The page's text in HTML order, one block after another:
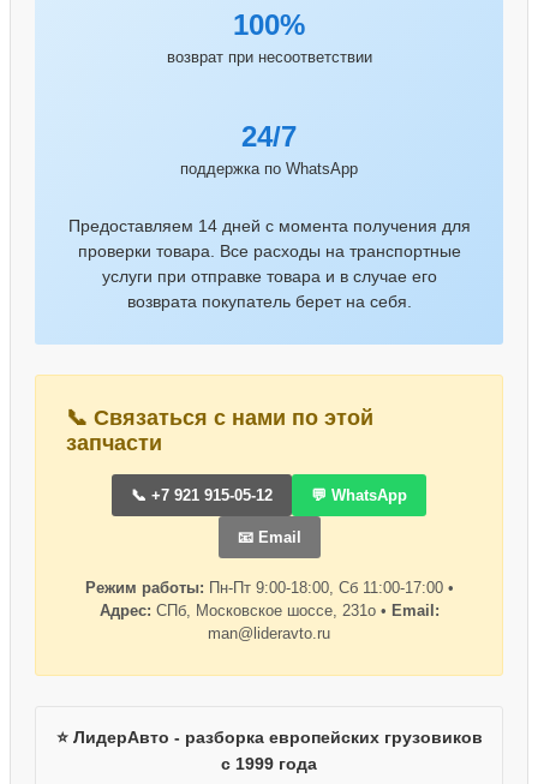
100%
возврат при несоответствии
24/7
поддержка по WhatsApp
Предоставляем 14 дней с момента получения для
проверки товара. Все расходы на транспортные
услуги при отправке товара и в случае его
возврата покупатель берет на себя.
📞 Связаться с нами по этой
запчасти
📞 +7 921 915-05-12 💬 WhatsApp
📧 Email
Режим работы: Пн-Пт 9:00-18:00, Сб 11:00-17:00 •
Адрес: СПб, Московское шоссе, 231о • Email:
man@lideravto.ru
⭐ ЛидерАвто - разборка европейских грузовиков
с 1999 года